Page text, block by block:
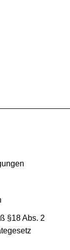
§18 Abs. 2